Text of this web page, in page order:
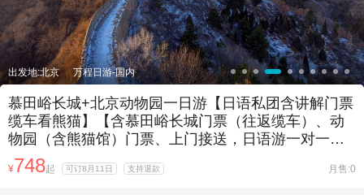
出发地:北京 万程日游-国内
慕田峪长城+北京动物园一日游【日语私团含讲解门票
缆车看熊猫】【含慕田峪长城门票（往返缆车）、动
物园（含熊猫馆）门票、上门接送，日语游一对一服
务、全程陪同讲解！】
¥748起 可订8月11日 支持退款 月售:0